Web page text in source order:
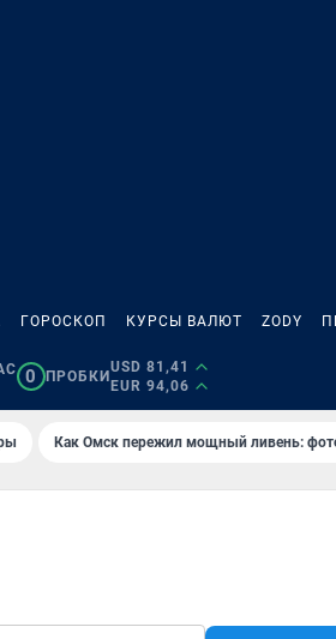
ГОРОСКОП КУРСЫ ВАЛЮТ ZODY
0 ПРОБКИ
USD 81,41
EUR 94,06
Как Омск пережил мощный ливень: